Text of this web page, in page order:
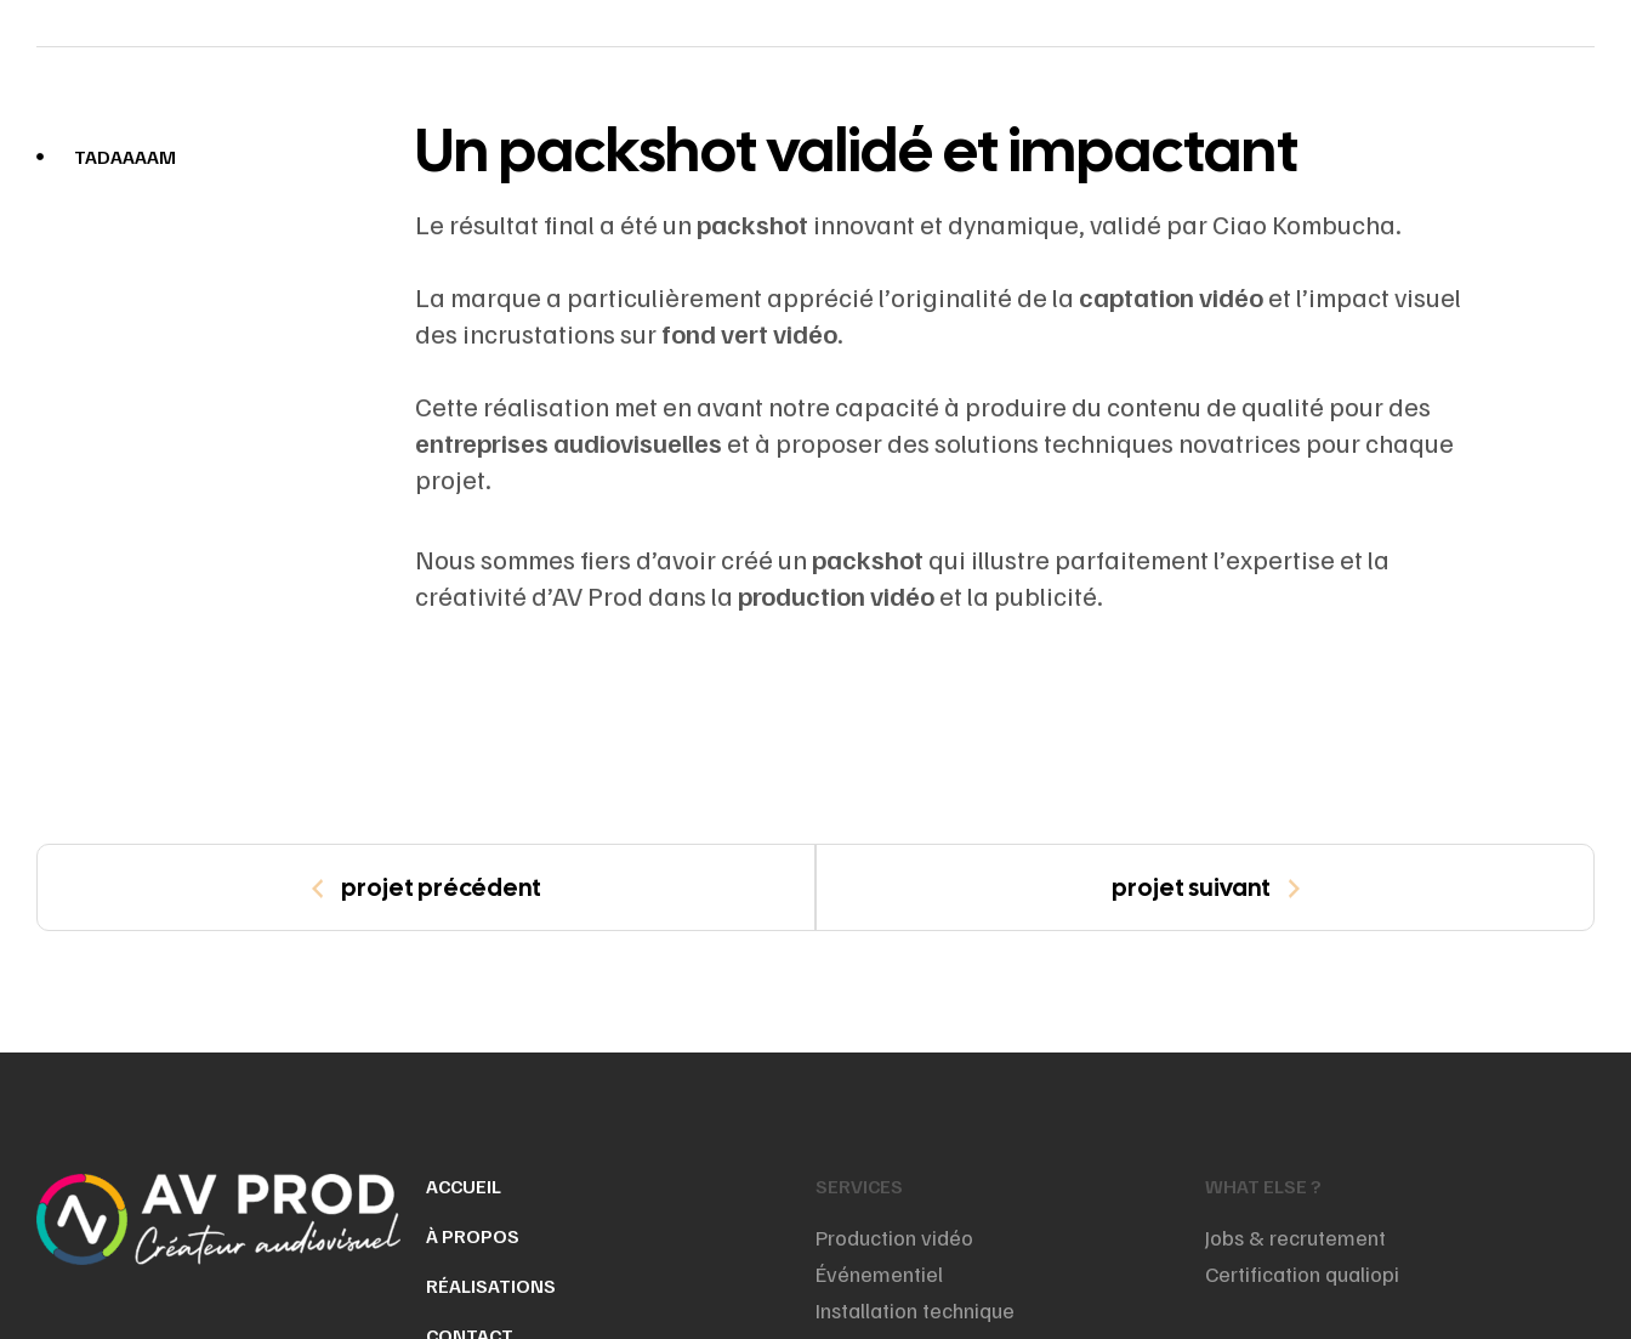
TADAAAAM Un packshot validé et impactant
Le résultat final a été un packshot innovant et dynamique, validé par Ciao Kombucha.
La marque a particulièrement apprécié l’originalité de la captation vidéoet l’impact visuel
des incrustations surfond vert vidéo.
Cette réalisation met en avant notre capacité à produire du contenu de qualité pour des
entreprises audiovisuelles et à proposer des solutions techniques novatrices pour chaque
projet.
Nous sommes fiers d’avoir créé un packshot qui illustre parfaitement l’expertise et la
créativité d’AV Prod dans la production vidéoet la publicité.
projet précédent projet suivant
ACCUEIL
À PROPOS
RÉALISATIONS
SERVICES
Production vidéo
Événementiel
Installation technique
WHAT ELSE ?
Jobs & recrutement
Certification qualiopi